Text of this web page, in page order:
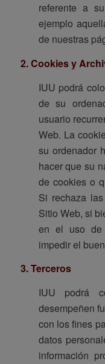
referente a
ejemplo
de nuestras
2. Cookies y
IUU podrá
de su
usuario
Web. La
su ordenador
hacer que su
de cookies o
Si rechaza
Sitio Web, si
en el uso de
impedir el
3. Terceros
IUU podrá
desempeñen
con los fines
datos
información